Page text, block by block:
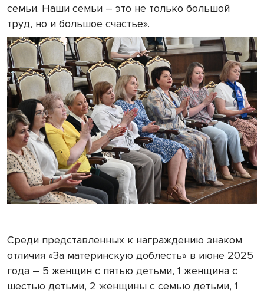
семьи. Наши семьи – это не только большой
труд, но и большое счастье».
Среди представленных к награждению знаком
отличия «За материнскую доблесть» в июне 2025
года – 5 женщин с пятью детьми, 1 женщина с
шестью детьми, 2 женщины с семью детьми, 1